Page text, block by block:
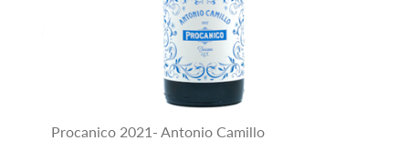
Procanico 2021- Antonio Camillo